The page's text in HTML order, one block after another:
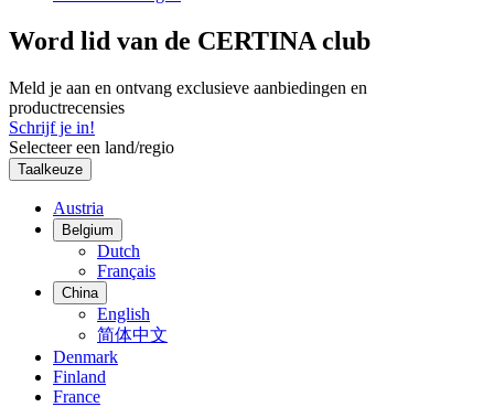
Word lid van de CERTINA club
Meld je aan en ontvang exclusieve aanbiedingen en
productrecensies
Schrijf je in!
Selecteer een land/regio
Taalkeuze
Austria
Belgium
Dutch
Français
China
English
简体中文
Denmark
Finland
France